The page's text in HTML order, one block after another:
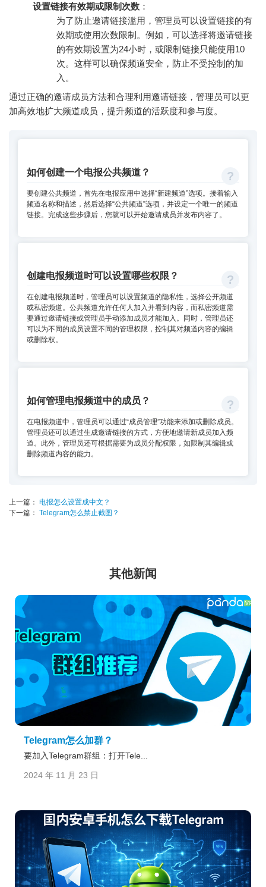
设置链接有效期或限制次数 ：
为了防止邀请链接滥用，管理员可以设置链接的有
效期或使用次数限制。例如，可以选择将邀请链接
的有效期设置为24小时，或限制链接只能使用10
次。这样可以确保频道安全，防止不受控制的加
入。
通过正确的邀请成员方法和合理利用邀请链接，管理员可以更
加高效地扩大频道成员，提升频道的活跃度和参与度。
如何创建一个电报公共频道？
要创建公共频道，首先在电报应用中选择“新建频道”选项。接着输入
频道名称和描述，然后选择“公共频道”选项，并设定一个唯一的频道
链接。完成这些步骤后，您就可以开始邀请成员并发布内容了。
创建电报频道时可以设置哪些权限？
在创建电报频道时，管理员可以设置频道的隐私性，选择公开频道
或私密频道。公共频道允许任何人加入并看到内容，而私密频道需
要通过邀请链接或管理员手动添加成员才能加入。同时，管理员还
可以为不同的成员设置不同的管理权限，控制其对频道内容的编辑
或删除权。
如何管理电报频道中的成员？
在电报频道中，管理员可以通过“成员管理”功能来添加或删除成员。
管理员还可以通过生成邀请链接的方式，方便地邀请新成员加入频
道。此外，管理员还可根据需要为成员分配权限，如限制其编辑或
删除频道内容的能力。
上一篇： 电报怎么设置成中文？
下一篇： Telegram怎么禁止截图？
其他新闻
Telegram怎么加群？
要加入Telegram群组：打开Tele...
2024 年 11 月 23 日